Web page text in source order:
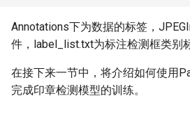
Annotations下为数据的标签，
件，label_list.txt为标注检测框类别
在接下来一节中，将介绍如何使用
完成印章检测模型的训练。